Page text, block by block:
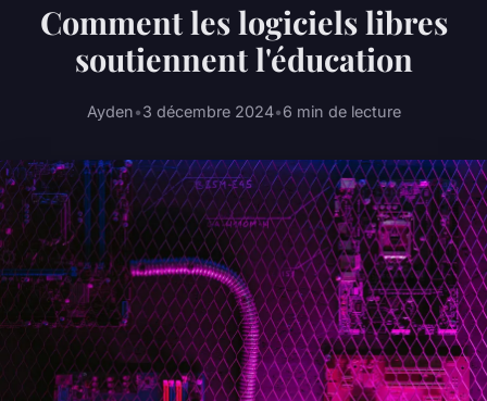
Comment les logiciels libres
soutiennent l'éducation
Ayden•3 décembre 2024•6 min de lecture